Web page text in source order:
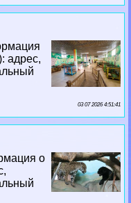
адрес,
03 07 2026 4:51:41
о